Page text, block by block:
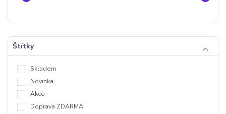
Štítky
Skladem
Novinka
Akce
Doprava ZDARMA